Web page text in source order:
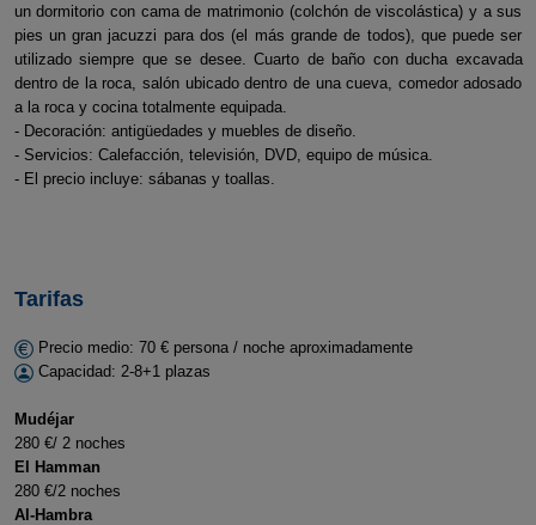
un dormitorio con cama de matrimonio (colchón de viscolástica) y a sus
pies un gran jacuzzi para dos (el más grande de todos), que puede ser
utilizado siempre que se desee. Cuarto de baño con ducha excavada
dentro de la roca, salón ubicado dentro de una cueva, comedor adosado
a la roca y cocina totalmente equipada.
- Decoración: antigüedades y muebles de diseño.
- Servicios: Calefacción, televisión, DVD, equipo de música.
- El precio incluye: sábanas y toallas.
Tarifas
Precio medio: 70 € persona / noche aproximadamente
Capacidad: 2-8+1 plazas
Mudéjar
280 €/ 2 noches
El Hamman
280 €/2 noches
Al-Hambra